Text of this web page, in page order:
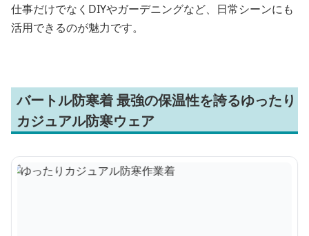
仕事だけでなくDIYやガーデニングなど、日常シーンにも
活用できるのが魅力です。
バートル防寒着 最強の保温性を誇るゆったり
カジュアル防寒ウェア